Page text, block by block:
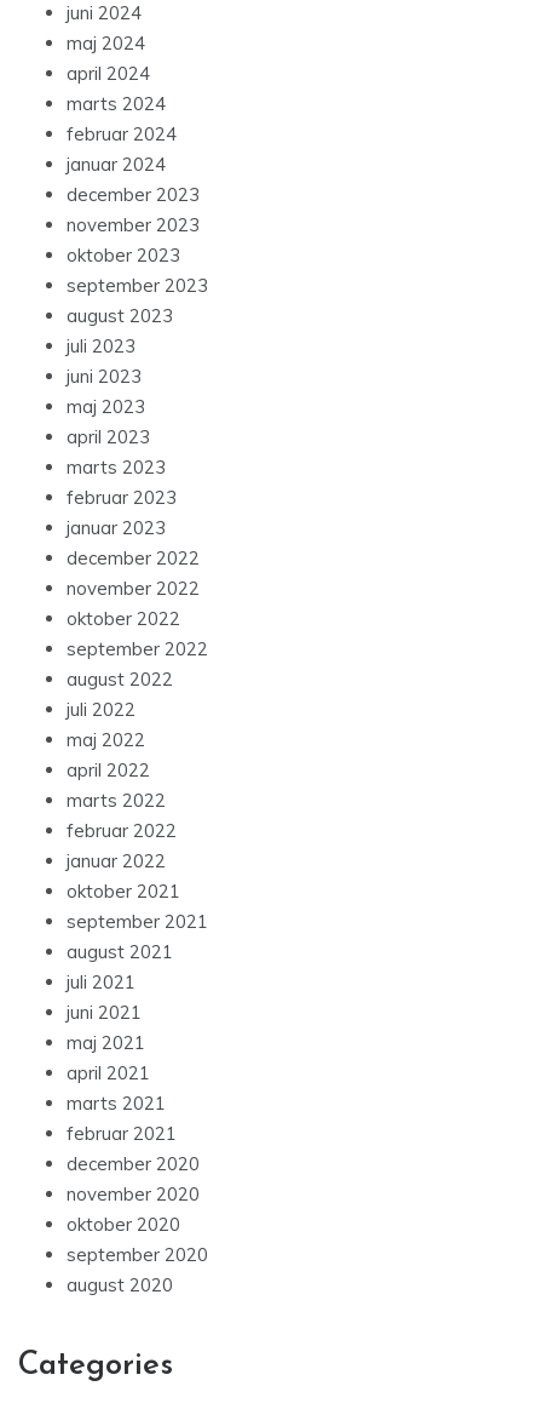
juni 2024
maj 2024
april 2024
marts 2024
februar 2024
januar 2024
december 2023
november 2023
oktober 2023
september 2023
august 2023
juli 2023
juni 2023
maj 2023
april 2023
marts 2023
februar 2023
januar 2023
december 2022
november 2022
oktober 2022
september 2022
august 2022
juli 2022
maj 2022
april 2022
marts 2022
februar 2022
januar 2022
oktober 2021
september 2021
august 2021
juli 2021
juni 2021
maj 2021
april 2021
marts 2021
februar 2021
december 2020
november 2020
oktober 2020
september 2020
august 2020
Categories